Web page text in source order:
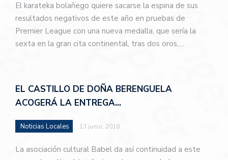
El karateka bolañego quiere sacarse la espina de sus
resultados negativos de este año en pruebas de
Premier League con una nueva medalla, que sería la
sexta en la gran cita continental, tras dos oros,…
EL CASTILLO DE DOÑA BERENGUELA
ACOGERÁ LA ENTREGA…
Noticias Locales 13 junio, 2018
La asociación cultural Babel da así continuidad a este